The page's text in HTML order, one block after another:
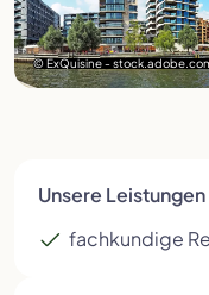
© ExQuisine -
Unsere Leistungen
fachkundige